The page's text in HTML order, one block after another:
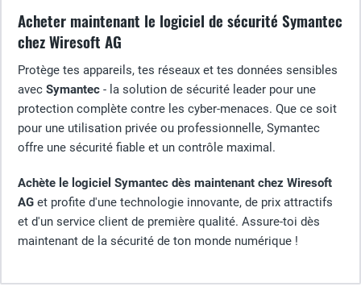
Acheter maintenant le logiciel de sécurité Symantec
chez Wiresoft AG
Protège tes appareils, tes réseaux et tes données sensibles
avec Symantec - la solution de sécurité leader pour une
protection complète contre les cyber-menaces. Que ce soit
pour une utilisation privée ou professionnelle, Symantec
offre une sécurité fiable et un contrôle maximal.
Achète le logiciel Symantec dès maintenant chez Wiresoft
AG et profite d'une technologie innovante, de prix attractifs
et d'un service client de première qualité. Assure-toi dès
maintenant de la sécurité de ton monde numérique !